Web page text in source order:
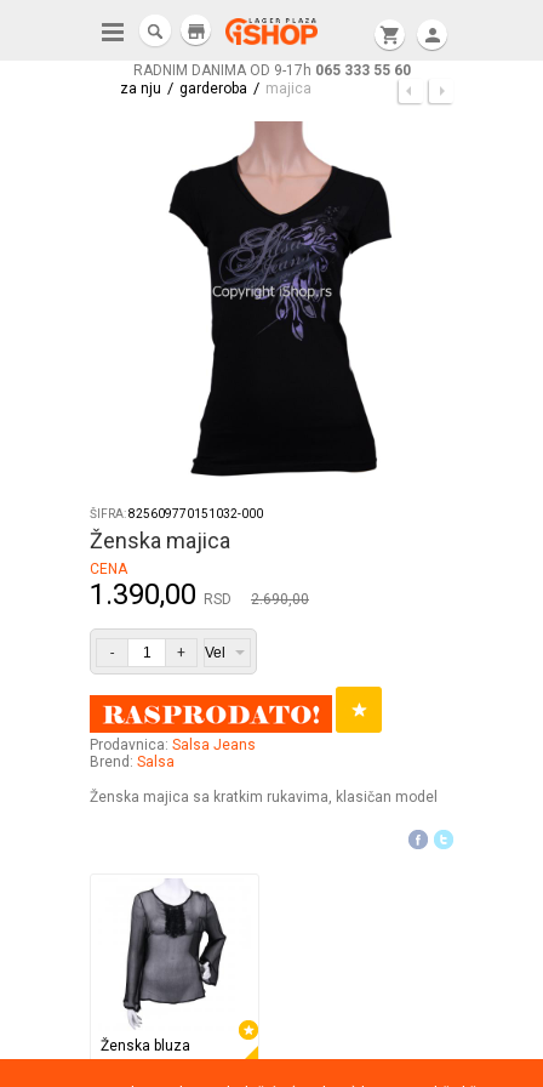
RADNIM DANIMA OD 9-17h 065 333 55 60
shopping_cart person
store
za nju / garderoba / majica
ŠIFRA:825609770151032-000
Ženska majica
CENA
1.390,00 RSD 2.690,00
- +
Prodavnica: Salsa Jeans
Brend: Salsa
Ženska majica sa kratkim rukavima, klasičan model
Ženska bluza